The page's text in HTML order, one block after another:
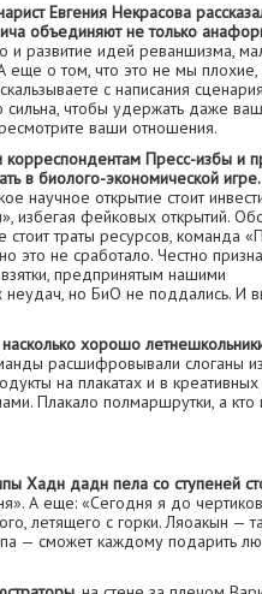
Евгения Некрасова
объединяют не только
развитие идей реваншизма,
еще о том, что это не мы
с написания
сильна, чтобы удержать даже
ваши отношения.
Пресс-избы и
в биолого-экономической игре.
научное открытие стоит
избегая фейковых открытий.
стоит траты ресурсов, команда
это не сработало. Честно
предпринятым нашими
неудач, но БиО не поддались. И
хорошо
расшифровывали слоганы
на плакатах и в креативных
Плакало полмаршрутки, а кто
Хадн дадн пела со ступеней
А еще: «Сегодня я до
летящего с горки. Ляоакын —
— сможет каждому подарить